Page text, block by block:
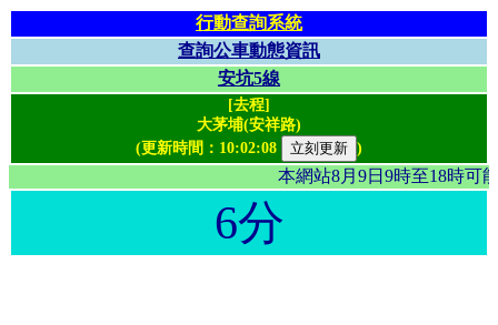
行動查詢系統
查詢公車動態資訊
安坑5線
[去程]
大茅埔(安祥路)
(更新時間： 10:02:08 )
本網站8月9日9時至18
6分